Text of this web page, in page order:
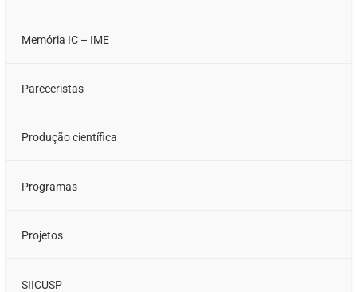
Memória IC – IME
Pareceristas
Produção científica
Programas
Projetos
SIICUSP